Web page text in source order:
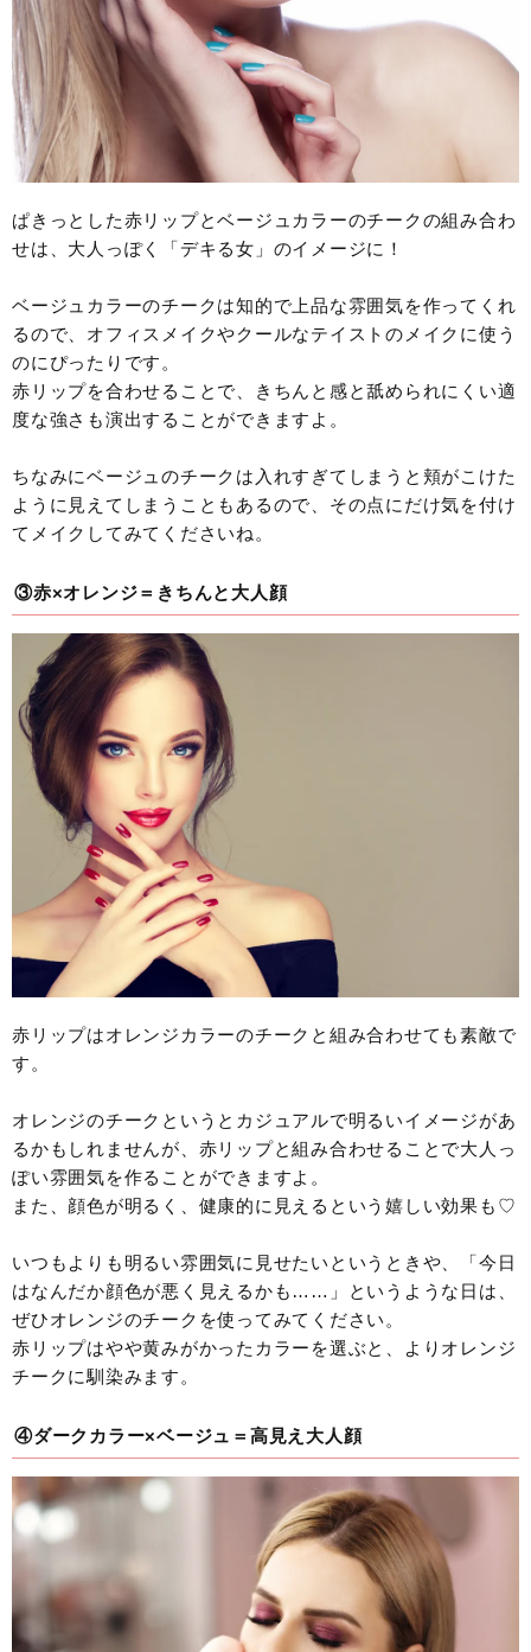
ぱきっとした赤リップとベージュカラーのチークの組み合わ
せは、大人っぽく「デキる女」のイメージに！
ベージュカラーのチークは知的で上品な雰囲気を作ってくれ
るので、オフィスメイクやクールなテイストのメイクに使う
のにぴったりです。
赤リップを合わせることで、きちんと感と舐められにくい適
度な強さも演出することができますよ。
ちなみにベージュのチークは入れすぎてしまうと頬がこけた
ように見えてしまうこともあるので、その点にだけ気を付け
てメイクしてみてくださいね。
③赤×オレンジ＝きちんと大人顔
赤リップはオレンジカラーのチークと組み合わせても素敵で
す。
オレンジのチークというとカジュアルで明るいイメージがあ
るかもしれませんが、赤リップと組み合わせることで大人っ
ぽい雰囲気を作ることができますよ。
また、顔色が明るく、健康的に見えるという嬉しい効果も♡
いつもよりも明るい雰囲気に見せたいというときや、「今日
はなんだか顔色が悪く見えるかも……」というような日は、
ぜひオレンジのチークを使ってみてください。
赤リップはやや黄みがかったカラーを選ぶと、よりオレンジ
チークに馴染みます。
④ダークカラー×ベージュ＝高見え大人顔